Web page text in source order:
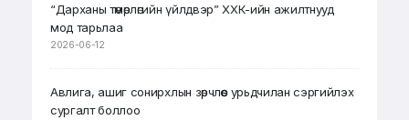
“Дарханы төмөрлөгийн үйлдвэр” ХХК-ийн ажилтнууд
мод тарьлаа
2026-06-12
Авлига, ашиг сонирхлын зөрчлөөс урьдчилан сэргийлэх
сургалт боллоо